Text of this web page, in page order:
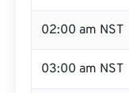
02:00 am NST
03:00 am NST